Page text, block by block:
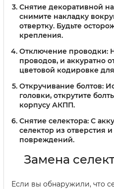
Снятие декоративной
снимите накладку
отвертку. Будьте
крепления.
Отключение проводки:
проводов, и аккуратно
цветовой кодировке
Откручивание болтов:
головки, открутите
корпусу АКПП.
Снятие селектора: С
селектор из отверстия
повреждений.
Замена
Если вы обнаружили, что